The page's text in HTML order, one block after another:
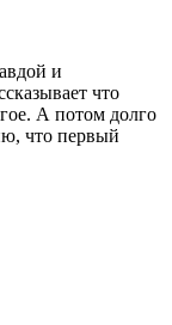
и
что
А потом долго
что первый